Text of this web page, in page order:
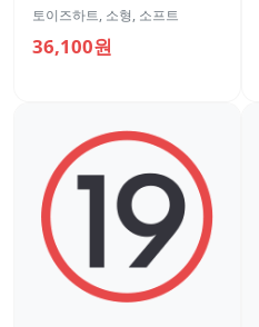
토이즈하트, 소형, 소프트
36,100원